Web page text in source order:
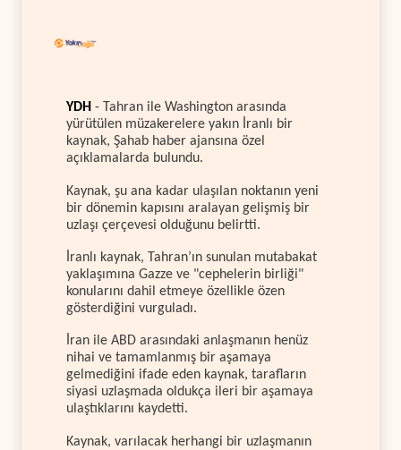
YDH - Tahran ile Washington arasında
yürütülen müzakerelere yakın İranlı bir
kaynak, Şahab haber ajansına özel
açıklamalarda bulundu.
Kaynak, şu ana kadar ulaşılan noktanın yeni
bir dönemin kapısını aralayan gelişmiş bir
uzlaşı çerçevesi olduğunu belirtti.
İranlı kaynak, Tahran’ın sunulan mutabakat
yaklaşımına Gazze ve "cephelerin birliği"
konularını dahil etmeye özellikle özen
gösterdiğini vurguladı.
İran ile ABD arasındaki anlaşmanın henüz
nihai ve tamamlanmış bir aşamaya
gelmediğini ifade eden kaynak, tarafların
siyasi uzlaşmada oldukça ileri bir aşamaya
ulaştıklarını kaydetti.
Kaynak, varılacak herhangi bir uzlaşmanın